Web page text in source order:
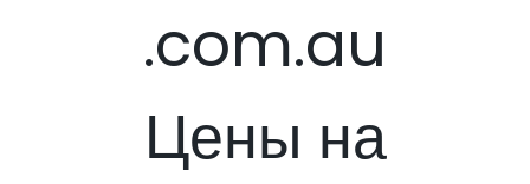
.com.au
Цены на